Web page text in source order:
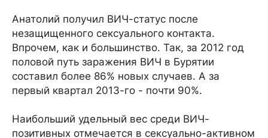
Анатолий получил ВИЧ-статус после
незащищенного сексуального контакта.
Впрочем, как и большинство. Так, за 2012 год
половой путь заражения ВИЧ в Бурятии
составил более 86% новых случаев. А за
первый квартал 2013-го - почти 90%.
Наибольший удельный вес среди ВИЧ-
позитивных отмечается в сексуально-активном